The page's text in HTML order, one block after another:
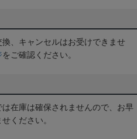
、キャンセルはお受けできませ
をご確認ください。
在庫は確保されませんので、お早
ください。